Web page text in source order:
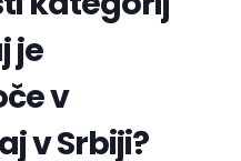
je
v
v Srbiji?